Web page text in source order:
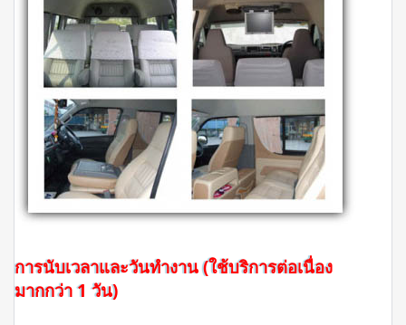
การนับเวลาและวันทำงาน (ใช้บริการต่อเนื่อง
มากกว่า 1 วัน)